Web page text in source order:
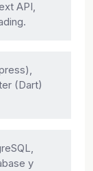
API,
(Dart)
y